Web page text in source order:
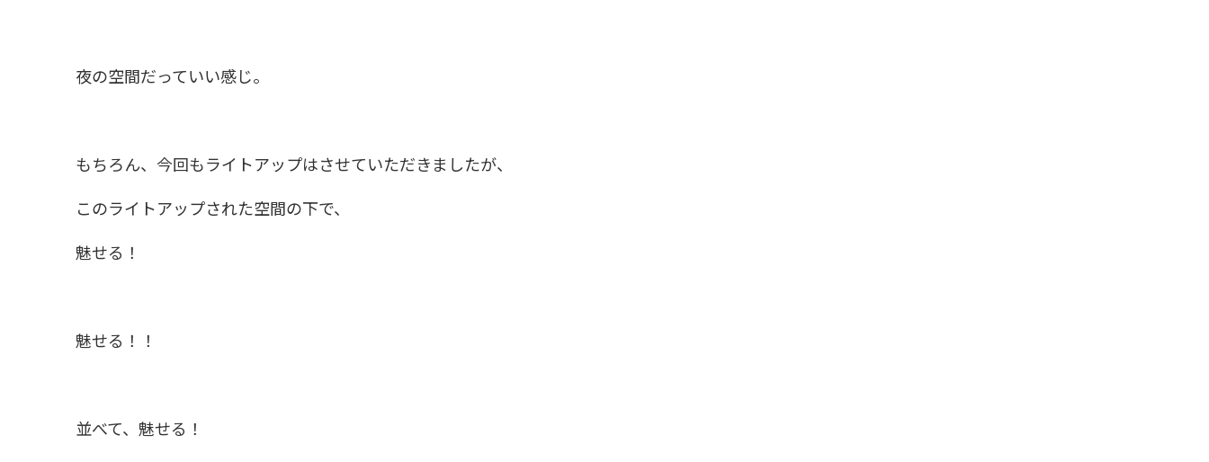
夜の空間だっていい感じ。
もちろん、今回もライトアップはさせていただきましたが、
このライトアップされた空間の下で、
魅せる！
魅せる！！
並べて、魅せる！